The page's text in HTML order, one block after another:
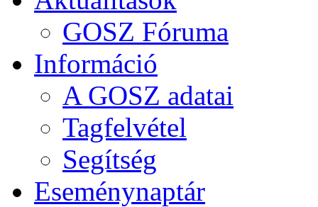
GOSZ Fóruma
Információ
A GOSZ adatai
Tagfelvétel
Segítség
Eseménynaptár